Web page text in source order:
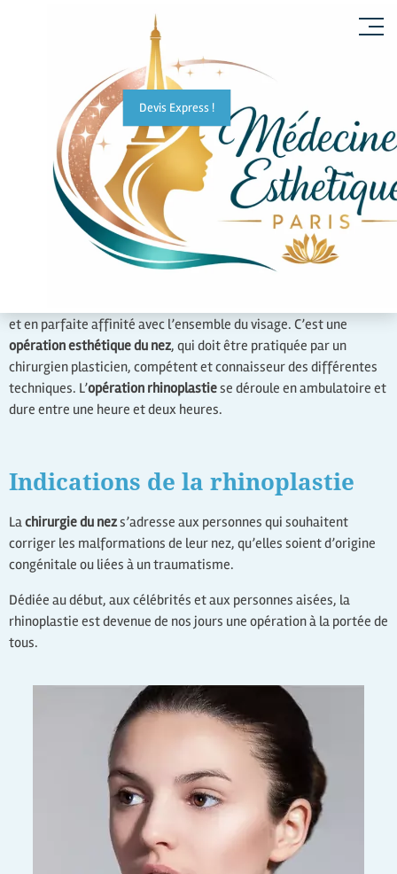
Devis Express !
et en parfaite affinité avec l’ensemble du visage. C’est une
opération esthétique du nez, qui doit être pratiquée par un
chirurgien plasticien, compétent et connaisseur des différentes
techniques. L’opération rhinoplastiese déroule en ambulatoire et
dure entre une heure et deux heures.
Indications de la rhinoplastie
Lachirurgie du nezs’adresse aux personnes qui souhaitent
corriger les malformations de leur nez, qu’elles soient d’origine
congénitale ou liées à un traumatisme.
Dédiée au début, aux célébrités et aux personnes aisées, la
rhinoplastie est devenue de nos jours une opération à la portée de
tous.